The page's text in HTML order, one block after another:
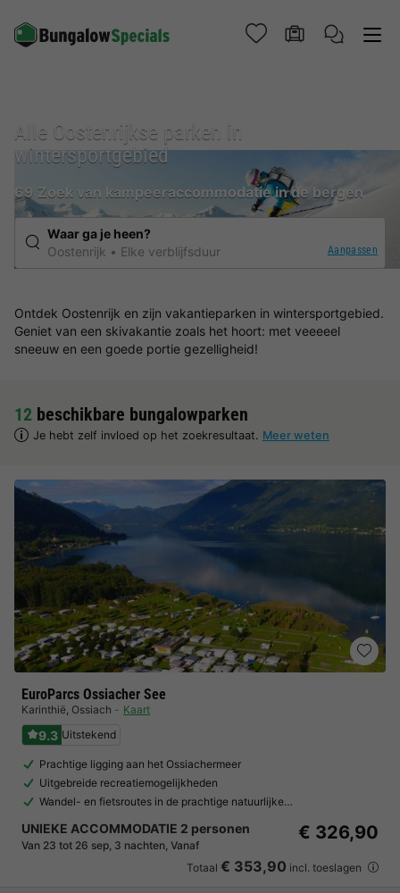
Alle Oostenrijkse parken in
wintersportgebied
69 Zoek van kampeeraccommodatie in de bergen
Waar ga je heen?
Oostenrijk
Elke verblijfsduur Aanpassen
Ontdek Oostenrijk en zijn vakantieparken in wintersportgebied.
Geniet van een skivakantie zoals het hoort: met veeeeel
sneeuw en een goede portie gezelligheid!
12 beschikbare bungalowparken
Je hebt zelf invloed op het zoekresultaat. Meer weten
EuroParcs Ossiacher See
Karinthië, Ossiach Kaart
9.3 Uitstekend
Prachtige ligging aan het Ossiachermeer
Uitgebreide recreatiemogelijkheden
Wandel- en fietsroutes in de prachtige natuurlijke…
UNIEKE ACCOMMODATIE 2 personen
Van 23 tot 26 sep, 3 nachten, Vanaf
€ 326,90
Totaal € 353,90 incl. toeslagen